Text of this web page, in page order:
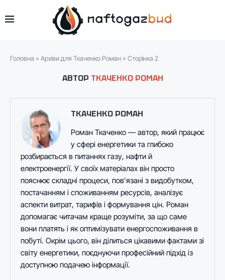
Головна » Архіви для Ткаченко Роман » Сторінка 2
АВТОР ТКАЧЕНКО РОМАН
ТКАЧЕНКО РОМАН
Роман Ткаченко — автор, який працює
у сфері енергетики та глибоко
розбирається в питаннях газу, нафти й
електроенергії. У своїх матеріалах він просто
пояснює складні процеси, пов’язані з видобутком,
постачанням і споживанням ресурсів, аналізує
аспекти витрат, тарифів і формування цін. Роман
допомагає читачам краще розуміти, за що саме
вони платять і як оптимізувати енергоспоживання в
побуті. Окрім цього, він ділиться цікавими фактами зі
світу енергетики, поєднуючи професійний підхід із
доступною подачею інформації.